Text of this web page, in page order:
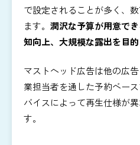
で設定されることが多く、
ます。 潤沢な予算が用意で
知向上、大規模な露出を目
マストヘッド広告は他の広
業担当者を通した予約ベー
バイスによって再生仕様が
す。